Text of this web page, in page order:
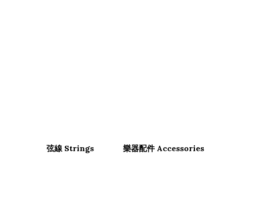
弦線 Strings 樂器配件 Ac­cessor­ies